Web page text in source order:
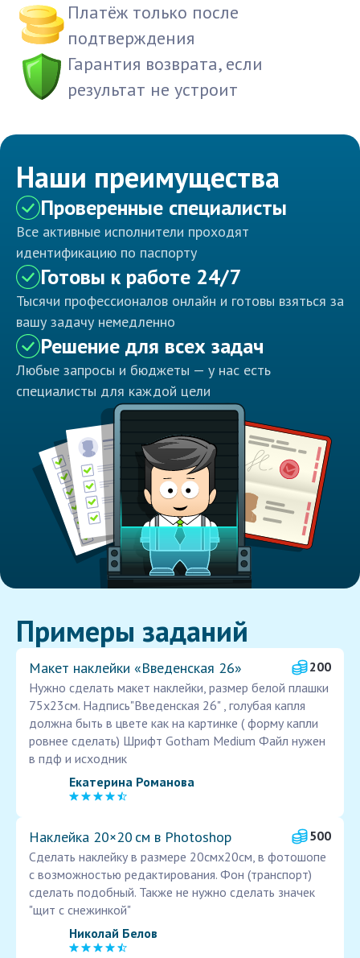
Платёж только после
подтверждения
Гарантия возврата, если
результат не устроит
Наши преимущества
Проверенные специалисты
Все активные исполнители проходят
идентификацию по паспорту
Готовы к работе 24/7
Тысячи профессионалов онлайн и готовы взяться за
вашу задачу немедленно
Решение для всех задач
Любые запросы и бюджеты — у нас есть
специалисты для каждой цели
Примеры заданий
Макет наклейки «Введенская 26»
200
Нужно сделать макет наклейки, размер белой плашки
75x23см. Надпись"Введенская 26" , голубая капля
должна быть в цвете как на картинке ( форму капли
ровнее сделать) Шрифт Gotham Medium Файл нужен
в пдф и исходник
Екатерина Романова
Наклейка 20×20 см в Photoshop
500
Сделать наклейку в размере 20смх20см, в фотошопе
с возможностью редактирования. Фон (транспорт)
сделать подобный. Также не нужно сделать значек
"щит с снежинкой"
Николай Белов